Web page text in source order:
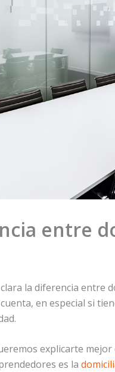
entre
la diferencia entre
en especial si
explicarte
es la